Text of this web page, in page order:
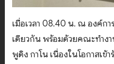
เมื่อเวลา 08.40 น. ณ องค์ก
เดียวกัน พร้อมด้วยคณะทำง
พูดิง กาโน เนื่องในโอกาสเ